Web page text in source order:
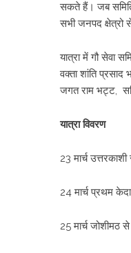
सकते हैं। जब
सभी जनपद क्षेत्रो
यात्रा में गौ सेवा
वक्ता शांति प्रसाद
जगत राम भट्ट,
यात्रा विवरण
23 मार्च
24 मार्च प्रथम
25 मार्च जोशीमठ